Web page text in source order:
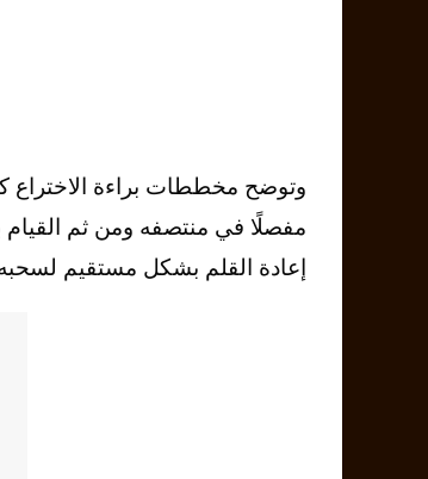
مفصلًا في منتصفه ومن ثم القيام
إعادة القلم بشكل مستقيم